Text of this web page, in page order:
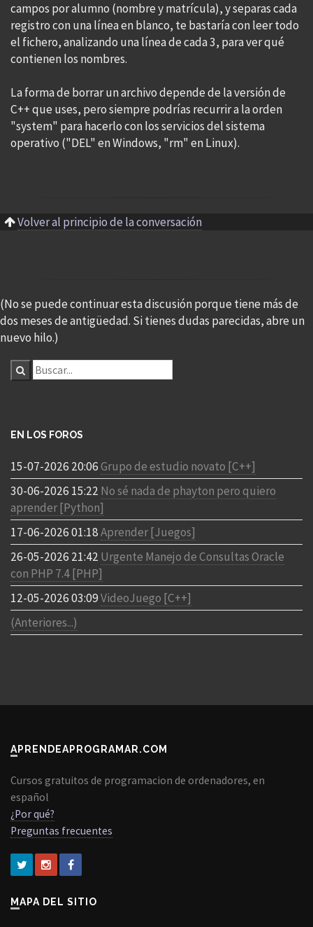
campos por alumno (nombre y matrícula), y separas cada
registro con una línea en blanco, te bastaría con leer todo
el fichero, analizando una línea de cada 3, para ver qué
contienen los nombres.
La forma de borrar un archivo depende de la versión de
C++ que uses, pero siempre podrías recurrir a la orden
"system" para hacerlo con los servicios del sistema
operativo ("DEL" en Windows, "rm" en Linux).
Volver al principio de la conversación
(No se puede continuar esta discusión porque tiene más de
dos meses de antigüedad. Si tienes dudas parecidas, abre un
nuevo hilo.)
EN LOS FOROS
15-07-2026 20:06Grupo de estudio novato [C++]
30-06-2026 15:22 No sé nada de phayton pero quiero
aprender [Python]
17-06-2026 01:18Aprender [Juegos]
26-05-2026 21:42 Urgente Manejo de Consultas Oracle
con PHP 7.4 [PHP]
12-05-2026 03:09VideoJuego [C++]
(Anteriores...)
APRENDEAPROGRAMAR.COM
Cursos gratuitos de programacion de ordenadores, en
español
¿Por qué?
Preguntas frecuentes
MAPA DEL SITIO